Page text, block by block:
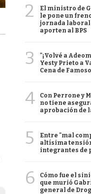
2
El ministro de
le pone un
jornada laboral
aporten al BPS
3
"¡Volvé a
Yesty Prieto a
Cena de
4
Con Perrone y
no tiene
aprobación de
5
Entre "mal
altísima
integrantes de
6
Cómo fue el
que murió
general de